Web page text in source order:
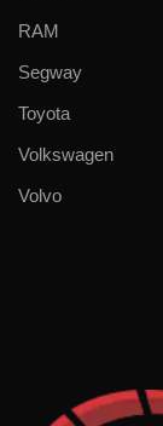
RAM
Segway
Toyota
Volkswagen
Volvo